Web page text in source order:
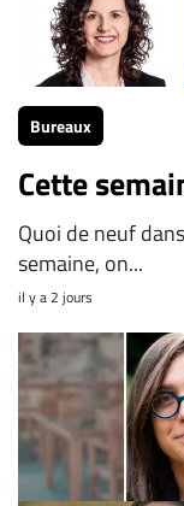
Bureaux
Cette
Quoi de neuf
semaine, on...
il y a 2 jours